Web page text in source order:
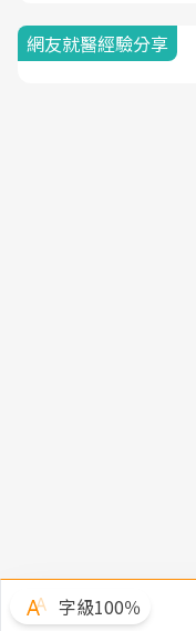
網友就醫經驗分享
字級100％